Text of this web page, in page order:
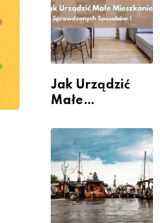
Jak Urządzić
Małe
Sposobów Na
Więcej
Przestrzeni Bez
Kosztownego
Remontu